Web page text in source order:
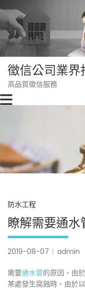
to
content
徵信公司業
高品質徵信服務
防水工程
瞭解需要通水
2019-08-07 admin
需要通水管的原因，由
某處發生腐蝕時，由於